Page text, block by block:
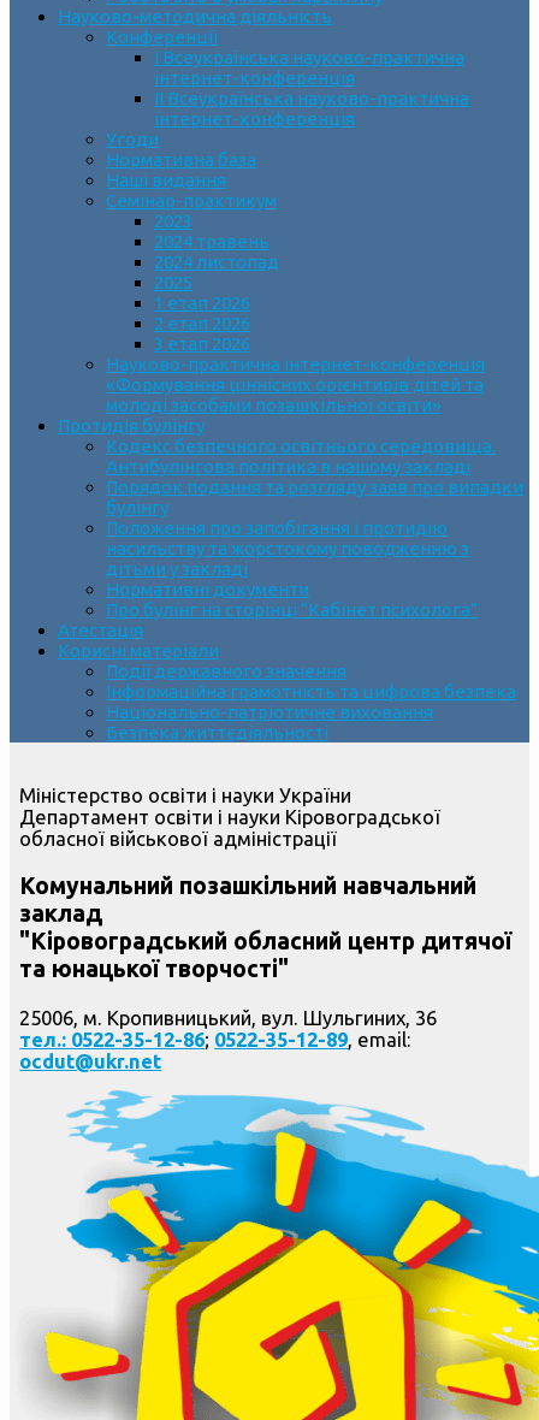
Науково-методична діяльність
Конференції
І Всеукраїнська науково-практична
інтернет-конференція
ІІ Всеукраїнська науково-практична
інтернет-конференція
Угоди
Нормативна база
Наші видання
Семінар-практикум
2023
2024 травень
2024 листопад
2025
1 етап 2026
2 етап 2026
3 етап 2026
Науково-практична інтернет-конференція
«Формування ціннісних орієнтирів дітей та
молоді засобами позашкільної освіти»
Протидія булінгу
Кодекс безпечного освітнього середовища.
Антибулінгова політика в нашому закладі
Порядок подання та розгляду заяв про випадки
булінгу
Положення про запобігання і протидію
насильству та жорстокому поводженню з
дітьми у закладі
Нормативні документи
Про булінг на сторінці “Кабінет психолога”
Атестація
Корисні матеріали
Події державного значення
Інформаційна грамотність та цифрова безпека
Національно-патріотичне виховання
Безпека життєдіяльності
Міністерство освіти і науки України
Департамент освіти і науки Кіровоградської
обласної військової адміністрації
Комунальний позашкільний навчальний
заклад
"Кіровоградський обласний центр дитячої
та юнацької творчості"
25006, м. Кропивницький, вул. Шульгиних, 36
тел.: 0522-35-12-86; 0522-35-12-89, email:
ocdut@ukr.net